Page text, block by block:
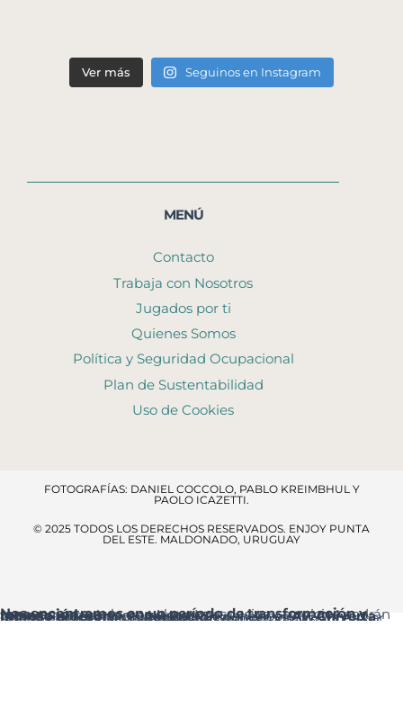
Ver más Seguinos en Instagram
MENÚ
Contacto
Trabaja con Nosotros
Jugados por ti
Quienes Somos
Política y Seguridad Ocupacional
Plan de Sustentabilidad
Uso de Cookies
FOTOGRAFÍAS: DANIEL COCCOLO, PABLO KREIMBHUL Y
PAOLO ICAZETTI.
© 2025 TODOS LOS DERECHOS RESERVADOS​. ENJOY PUNTA
DEL ESTE. MALDONADO, URUGUAY
Nos encontramos en un período de transformación y renovación
, por lo que algunos espacios y servicios podrán verse temporalmente ajustados.
Ingreso al resort:el acceso principal es porAv. Chiverta
, donde encontrarás laRecepciónal ingresar.
Agradecemos tu comprensión y te pedimos disculpas por las molestias que estas mejoras puedan ocasionar.